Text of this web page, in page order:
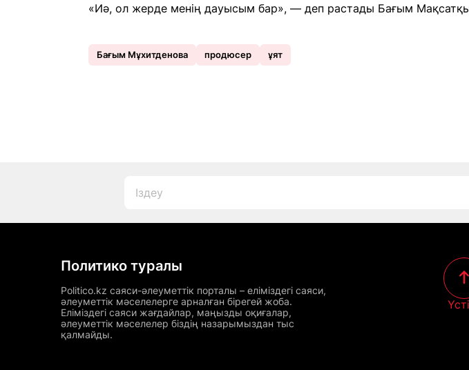
«Иә, ол жерде менің дауысым бар», — деп растады Бағым
Бағым Мұхитденова продюсер ұят
Политико туралы
Politico.kz саяси-әлеуметтік порталы – еліміздегі саяси,
әлеуметтік мәселелерге арналған бірегей жоба.
Еліміздегі саяси жағдайлар, маңызды оқиғалар,
әлеуметтік мәселелер біздің назарымыздан тыс
қалмайды.